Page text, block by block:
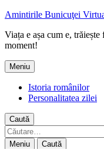
Amintirile Bunicuţei
Viața e așa cum e,
moment!
Meniu
Istoria românilor
Personalitatea zilei
Caută
Caută
după:
Meniu Caută